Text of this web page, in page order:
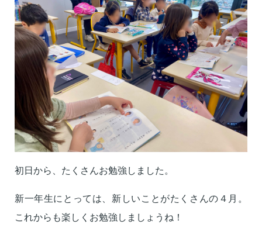
初日から、たくさんお勉強しました。
新一年生にとっては、新しいことがたくさんの４月。
これからも楽しくお勉強しましょうね！